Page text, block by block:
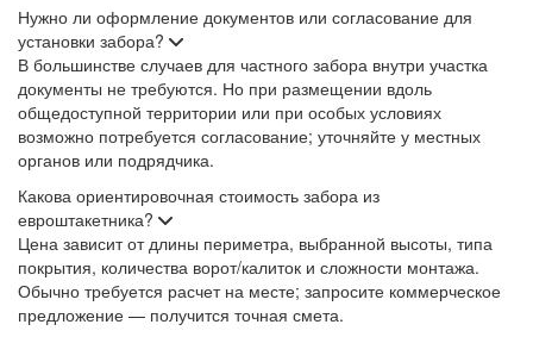
Нужно ли оформление документов или согласование для
установки забора?
В большинстве случаев для частного забора внутри участка
документы не требуются. Но при размещении вдоль
общедоступной территории или при особых условиях
возможно потребуется согласование; уточняйте у местных
органов или подрядчика.
Какова ориентировочная стоимость забора из
евроштакетника?
Цена зависит от длины периметра, выбранной высоты, типа
покрытия, количества ворот/калиток и сложности монтажа.
Обычно требуется расчет на месте; запросите коммерческое
предложение — получится точная смета.